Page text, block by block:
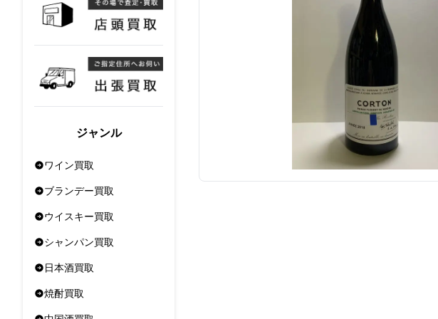
ジャンル
ワイン買取
ブランデー買取
ウイスキー買取
シャンパン買取
日本酒買取
焼酎買取